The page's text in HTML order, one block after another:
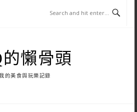
的懶骨頭
的美食與玩樂記錄